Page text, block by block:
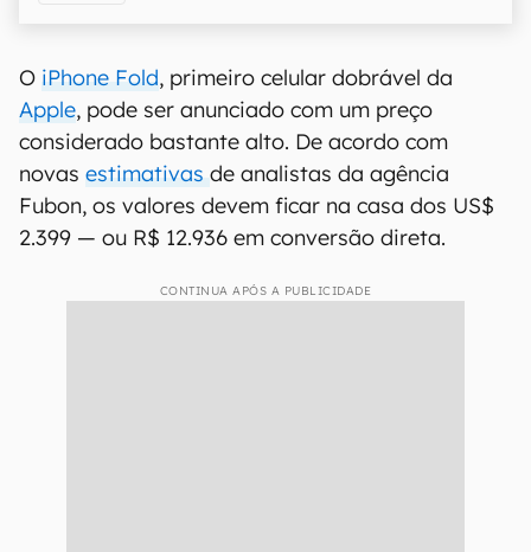
O iPhone Fold, primeiro celular dobrável da
Apple, pode ser anunciado com um preço
considerado bastante alto. De acordo com
novas estimativas de analistas da agência
Fubon, os valores devem ficar na casa dos US$
2.399 — ou R$ 12.936 em conversão direta.
CONTINUA APÓS A PUBLICIDADE